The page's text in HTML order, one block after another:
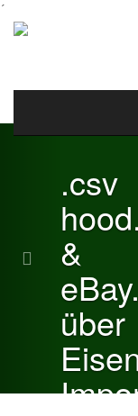
´
.csv
&
über
Previous